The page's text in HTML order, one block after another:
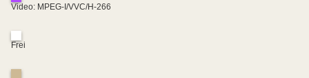
Video: MPEG-I/VVC/H-266
Frei